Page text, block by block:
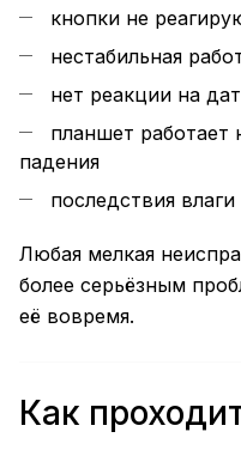
кнопки не
нестабильная
нет реакции на
планшет работает
падения
последствия
Любая мелкая
более серьёзным
её вовремя.
Как